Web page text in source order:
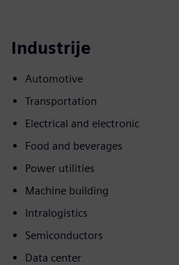
Industrije
Automotive
Transportation
Electrical and electronic
Food and beverages
Power utilities
Machine building
Intralogistics
Semiconductors
Data center